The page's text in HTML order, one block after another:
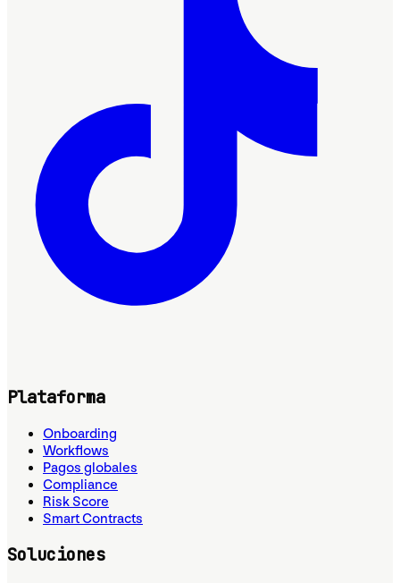
Plataforma
Onboarding
Workflows
Pagos globales
Compliance
Risk Score
Smart Contracts
Soluciones